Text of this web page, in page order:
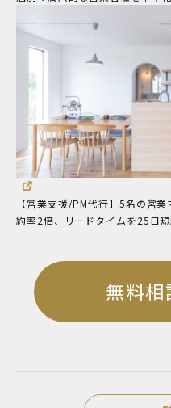
【営業支援/PM代行】5名の営
約率2倍、リードタイムを25日
無料相